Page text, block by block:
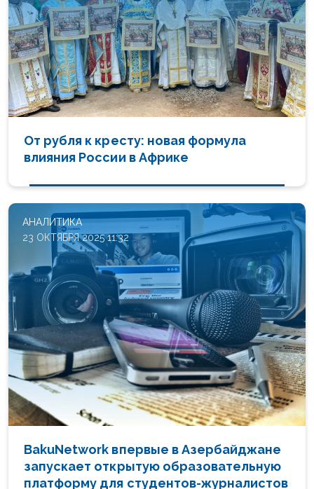
От рубля к кресту: новая формула
влияния России в Африке
АНАЛИТИКА
23 ОКТЯБРЯ 2025 11:32
BakuNetwork впервые в Азербайджане
запускает открытую образовательную
платформу для студентов-журналистов